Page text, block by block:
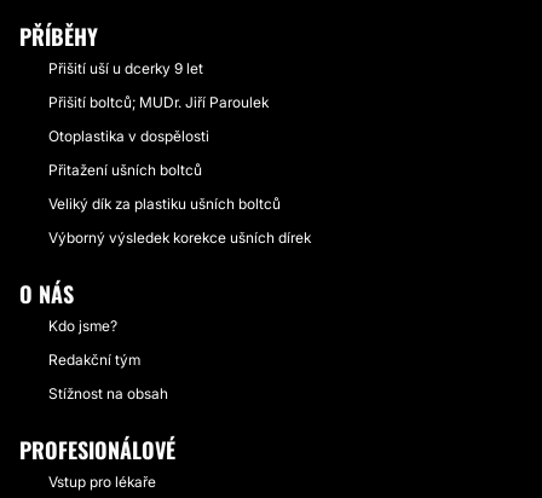
PŘÍBĚHY
Přišití uší u dcerky 9 let
Přišití boltců; MUDr. Jiří Paroulek
Otoplastika v dospělosti
Přitažení ušních boltců
Veliký dík za plastiku ušních boltců
Výborný výsledek korekce ušních dírek
O NÁS
Kdo jsme?
Redakční tým
Stížnost na obsah
PROFESIONÁLOVÉ
Vstup pro lékaře